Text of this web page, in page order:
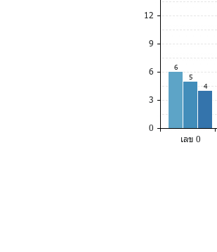
12
9
6
3
0
6
5
4
เลข 0